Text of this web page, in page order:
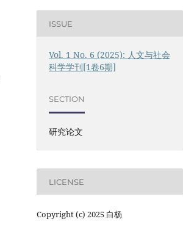
ISSUE
Vol. 1 No. 6 (2025): 人文与社会
科学学刊[1卷6期]
SECTION
研究论文
LICENSE
Copyright (c) 2025 白杨